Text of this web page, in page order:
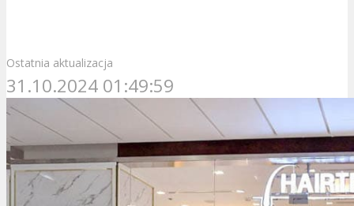
Ostatnia aktualizacja
31.10.2024 01:49:59